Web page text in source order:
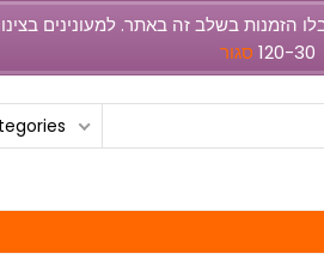
120-30 סגור